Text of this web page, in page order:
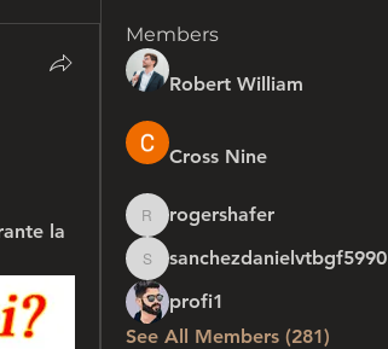
la
Members
Robert William
Cross Nine
rogershafer
rogershafer
sanchezdanielvtbgf5990
sanchezdanielvtbgf5990
profi1
See All Members (281)